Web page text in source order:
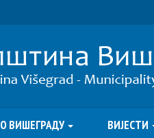
О ВИШЕГРАДУ ВИЈЕСТИ